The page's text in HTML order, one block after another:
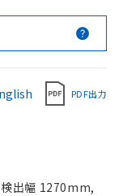
PDF出力
出幅 1270mm,